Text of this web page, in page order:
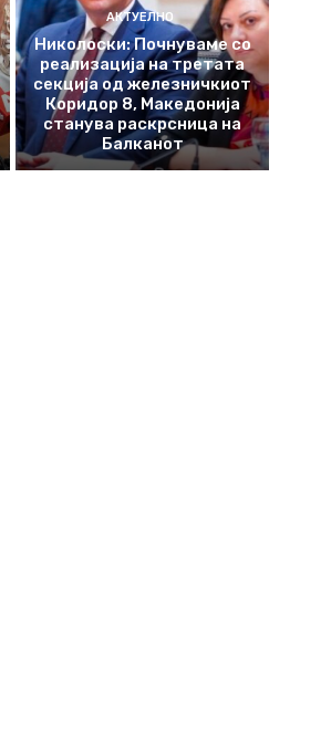
АКТУЕЛНО
Николоски: Почнуваме со
реализација на третата
секција од железничкиот
Коридор 8, Македонија
станува раскрсница на
Балканот